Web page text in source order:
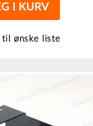
I KURV
ønske liste